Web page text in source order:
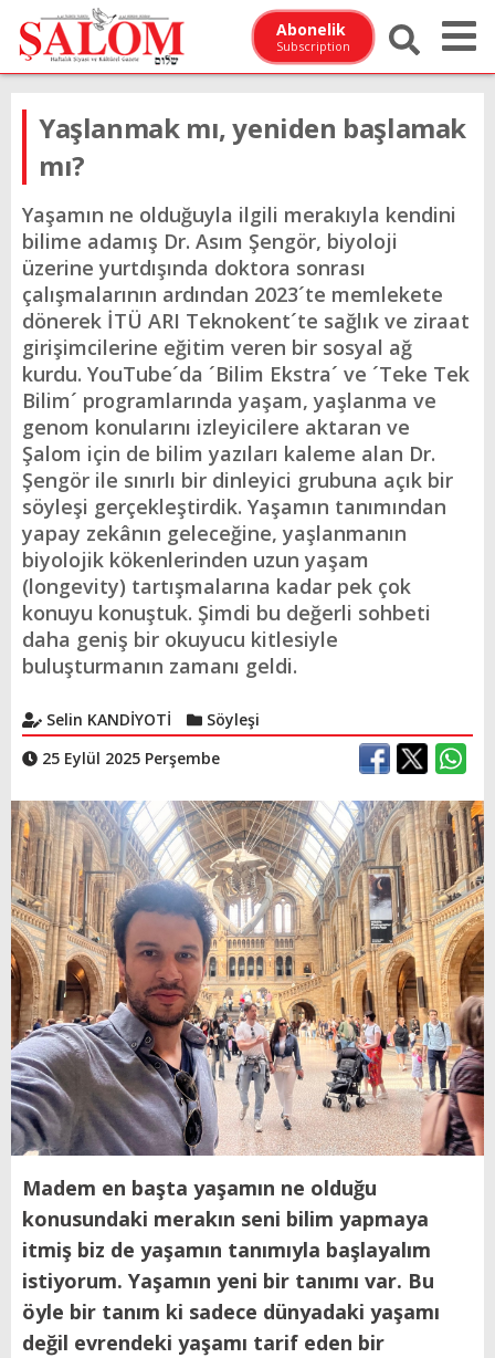
Abonelik
Subscription
Yaşlanmak mı, yeniden başlamak
mı?
Yaşamın ne olduğuyla ilgili merakıyla kendini
bilime adamış Dr. Asım Şengör, biyoloji
üzerine yurtdışında doktora sonrası
çalışmalarının ardından 2023´te memlekete
dönerek İTÜ ARI Teknokent´te sağlık ve ziraat
girişimcilerine eğitim veren bir sosyal ağ
kurdu. YouTube´da ´Bilim Ekstra´ ve ´Teke Tek
Bilim´ programlarında yaşam, yaşlanma ve
genom konularını izleyicilere aktaran ve
Şalom için de bilim yazıları kaleme alan Dr.
Şengör ile sınırlı bir dinleyici grubuna açık bir
söyleşi gerçekleştirdik. Yaşamın tanımından
yapay zekânın geleceğine, yaşlanmanın
biyolojik kökenlerinden uzun yaşam
(longevity) tartışmalarına kadar pek çok
konuyu konuştuk. Şimdi bu değerli sohbeti
daha geniş bir okuyucu kitlesiyle
buluşturmanın zamanı geldi.
Selin KANDİYOTİ
Söyleşi
25 Eylül 2025 Perşembe
Madem en başta yaşamın ne olduğu
konusundaki merakın seni bilim yapmaya
itmiş biz de yaşamın tanımıyla başlayalım
istiyorum. Yaşamın yeni bir tanımı var. Bu
öyle bir tanım ki sadece dünyadaki yaşamı
değil evrendeki yaşamı tarif eden bir